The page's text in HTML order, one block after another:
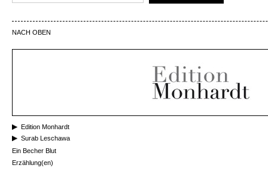
NACH OBEN
Edition Monhardt
Surab Leschawa
Ein Becher Blut
Erzählung(en)